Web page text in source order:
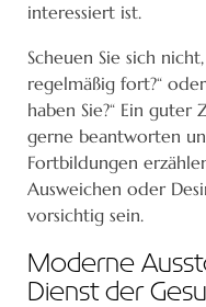
interessiert ist.
Scheuen Sie sich
regelmäßig fort?“
haben Sie?“ Ein guter
gerne beantworten
Fortbildungen
Ausweichen oder
vorsichtig sein.
Moderne
Dienst der